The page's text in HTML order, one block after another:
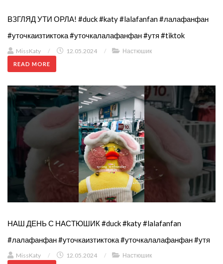
ВЗГЛЯД УТИ ОРЛА! #duck #katy #lalafanfan #лалафанфан
#уточкаизтиктока #уточкалалафанфан #утя #tiktok
MissKaty / 12.05.2024 / Настюшик
READ MORE
НАШ ДЕНЬ С НАСТЮШИК #duck #katy #lalafanfan
#лалафанфан #уточкаизтиктока #уточкалалафанфан #утя
MissKaty / 12.05.2024 / Настюшик